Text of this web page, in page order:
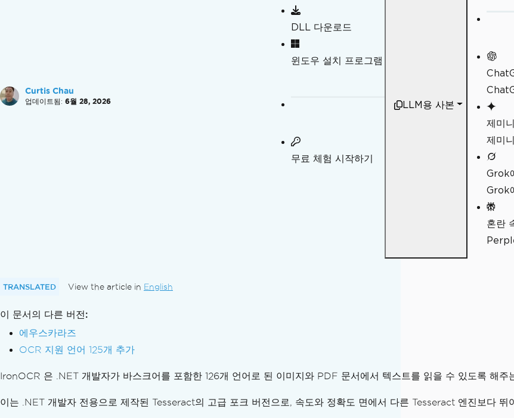
이미지 보정 필터
이미지 방향 수정
텍스트를 이미지로 강조 표시
디버깅
문제 해결
기술 지원팀에 문의하기
IronOCR에 대한 최상의 지원을 받는 방법
왜 IronOCR이고 Tesseract가 아닌가요?
Curtis Chau
업데이트됨: 6월 28, 2026
DLL 다운로드
윈도우 설치 프로그램
무료 체험 시작하기
LLM용 사본
제미
제미
Grok
Grok
혼란
TRANSLATED View the article in English
이 문서의 다른 버전:
에우스카라즈
OCR 지원 언어 125개 추가
IronOCR 은 .NET 개발자가 바스크어를 포함한 126개 언어로 된 이미지와 PDF 문서에서 텍스트를 읽을 수 있도록 해주
이는 .NET 개발자 전용으로 제작된 Tesseract의 고급 포크 버전으로, 속도와 정확도 면에서 다른 Tesseract 엔진보다 뛰